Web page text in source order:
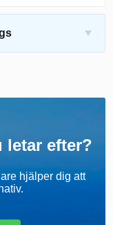
letar efter?
hjälper dig att